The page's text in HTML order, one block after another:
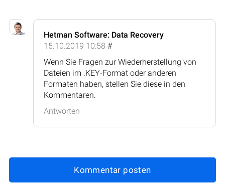
Hetman Software: Data Recovery
15.10.2019 10:58 #
Wenn Sie Fragen zur Wiederherstellung von
Dateien im .KEY-Format oder anderen
Formaten haben, stellen Sie diese in den
Kommentaren.
Antworten
Kommentar posten